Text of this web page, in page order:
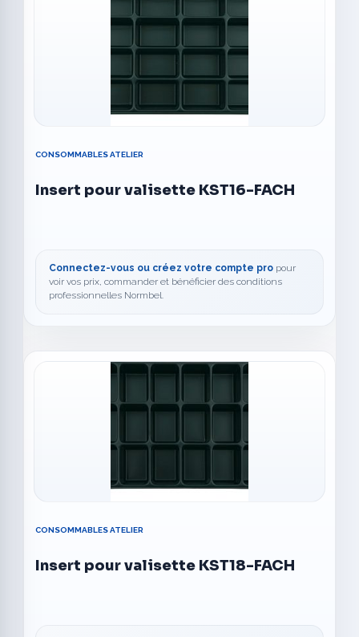
CONSOMMABLES ATELIER
Insert pour valisette KST16-FACH
Connectez-vous ou créez votre compte pro pour
voir vos prix, commander et bénéficier des conditions
professionnelles Normbel.
CONSOMMABLES ATELIER
Insert pour valisette KST18-FACH